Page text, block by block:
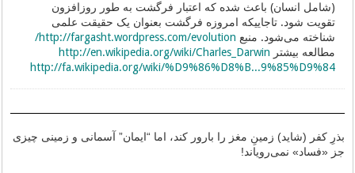
(شامل انسان) باعث شده که اعتبار فرگشت به طور روزافزون
تقویت شود. تاجاییکه امروزه فرگشت بعنوان یک حقیقت علمی
شناخته می‌شود. منبع http://fargasht.wordpress.com/evolution/
مطالعه بیشتر http://en.wikipedia.org/wiki/Charles_Darwin
http://fa.wikipedia.org/wiki/%D9%86%D8%B...9%85%D9%84
بذرِ کفر (شاید) زمینِ مغز را بارور ‌کند، اما “ایمان” آسمانی و زمینی چیزی
جز «فساد» نمی‌رویاند!